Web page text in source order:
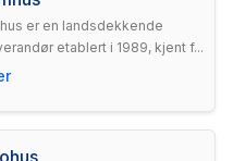
er en landsdekkende
etablert i 1989, kjent f...